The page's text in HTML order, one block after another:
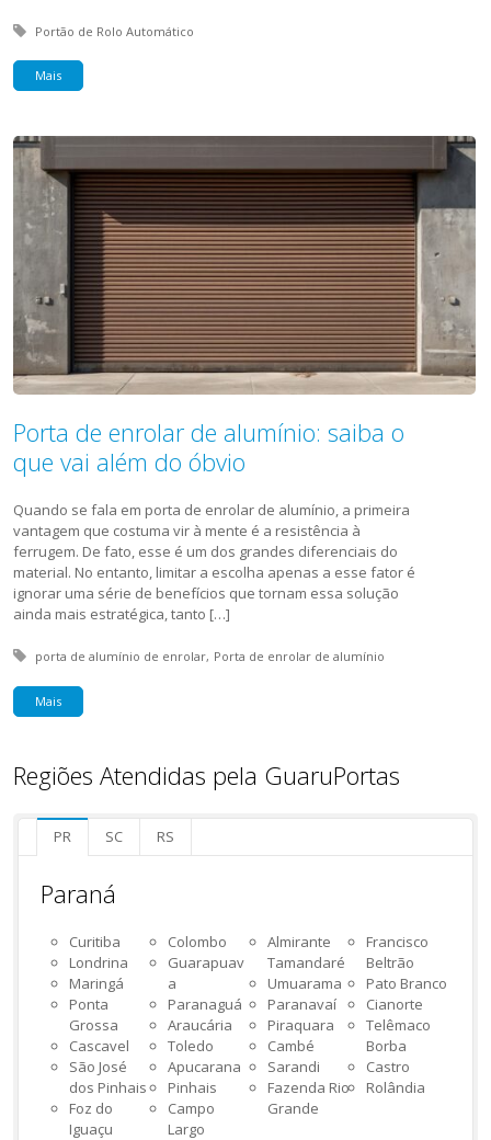
Tagged with:
Portão de Rolo Automático
Mais
Porta de enrolar de alumínio: saiba o
que vai além do óbvio
Quando se fala em porta de enrolar de alumínio, a primeira
vantagem que costuma vir à mente é a resistência à
ferrugem. De fato, esse é um dos grandes diferenciais do
material. No entanto, limitar a escolha apenas a esse fator é
ignorar uma série de benefícios que tornam essa solução
ainda mais estratégica, tanto […]
Tagged with:
porta de alumínio de enrolar Porta de enrolar de alumínio
Mais
Regiões Atendidas pela GuaruPortas
PR SC RS
Paraná
Curitiba
Londrina
Maringá
Ponta
Grossa
Cascavel
São José
dos Pinhais
Foz do
Iguaçu
Colombo
Guarapuav
a
Paranaguá
Araucária
Toledo
Apucarana
Pinhais
Campo
Largo
Almirante
Tamandaré
Umuarama
Paranavaí
Piraquara
Cambé
Sarandi
Fazenda Rio
Grande
Francisco
Beltrão
Pato Branco
Cianorte
Telêmaco
Borba
Castro
Rolândia